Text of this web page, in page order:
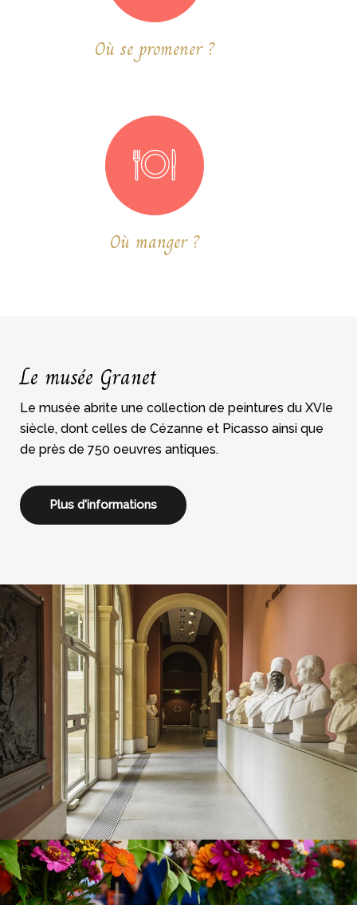
Où se promener ?
Où manger ?
Le musée Granet
Le musée abrite une collection de peintures du XVIe
siècle, dont celles de Cézanne et Picasso ainsi que
de près de 750 oeuvres antiques.
Plus d'informations